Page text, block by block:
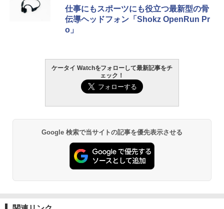
仕事にもスポーツにも役立つ最新型の骨
伝導ヘッドフォン「Shokz OpenRun Pr
o」
ケータイ Watchをフォローして最新記事をチ
ェック！
Google 検索で当サイトの記事を優先表示させる